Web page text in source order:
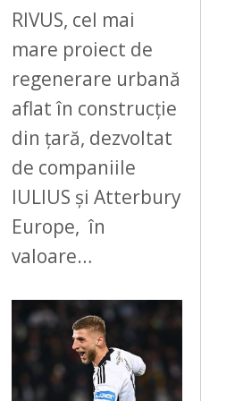
RIVUS, cel mai
mare proiect de
regenerare urbană
aflat în construcție
din țară, dezvoltat
de companiile
IULIUS și Atterbury
Europe, în
valoare…